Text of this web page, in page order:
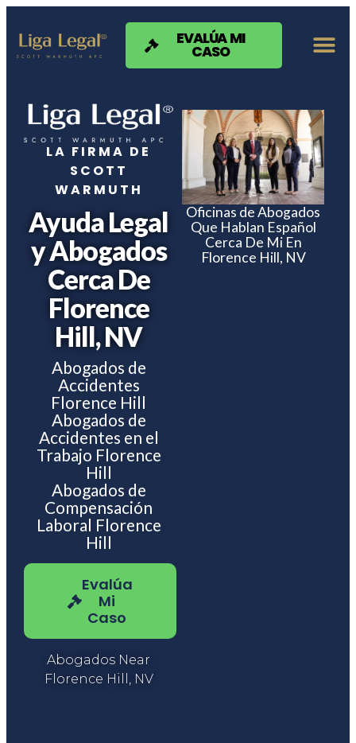
Nota:
sitio
web
accesibilidad.
EVALÚA MI
CASO
LA FIRMA DE
SCOTT
WARMUTH
Ayuda Legal
y Abogados
Cerca De
Florence
Hill, NV
Abogados de
Accidentes
Florence Hill
Abogados de
Accidentes en el
Trabajo Florence
Hill
Abogados de
Compensación
Laboral Florence
Hill
Evalúa
Mi
Caso
Abogados Near
Florence Hill, NV
Oficinas de Abogados
Que Hablan Español
Cerca De Mi En
Florence Hill, NV